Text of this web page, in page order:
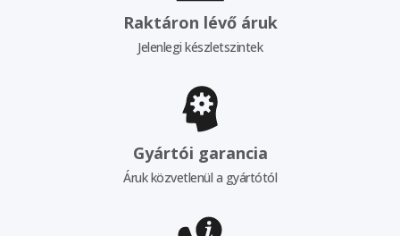
Raktáron lévő áruk
Jelenlegi készletszintek
Gyártói garancia
Áruk közvetlenül a gyártótól